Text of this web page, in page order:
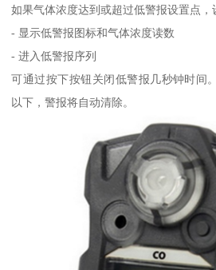
如果气体浓度达到或超过低警报设置点，
- 显示低警报图标和气体浓度读数
- 进入低警报序列
可通过按下按钮关闭低警报几秒钟时间
以下，警报将自动清除。